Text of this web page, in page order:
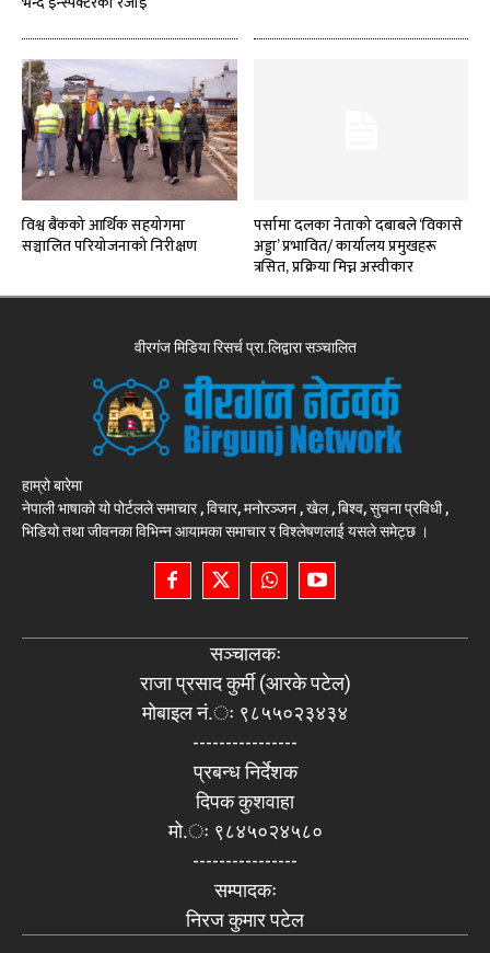
विश्व बैंकको आर्थिक सहयोगमा
सञ्चालित परियोजनाको निरीक्षण
पर्सामा दलका नेताको दबाबले ‘विकासे
अड्डा’ प्रभावित/ कार्यालय प्रमुखहरू
त्रसित, प्रक्रिया मिच्न अस्वीकार
वीरगंज मिडिया रिसर्च प्रा.लिद्वारा सञ्चालित
हाम्रो बारेमा
नेपाली भाषाको यो पोर्टलले समाचार , विचार, मनोरञ्जन , खेल , बिश्व, सुचना प्रविधी ,
भिडियो तथा जीवनका विभिन्न आयामका समाचार र विश्लेषणलाई यसले समेट्छ ।
सञ्चालकः
राजा प्रसाद कुर्मी (आरके पटेल)
मोबाइल नं.ः ९८५५०२३४३४
----------------
प्रबन्ध निर्देशक
दिपक कुशवाहा
मो.ः ९८४५०२४५८०
----------------
सम्पादकः
निरज कुमार पटेल